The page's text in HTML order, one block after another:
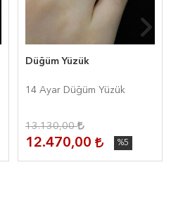
Düğüm Yüzük
14 Ayar Düğüm Yüzük
13.130,00
12.470,00 %5